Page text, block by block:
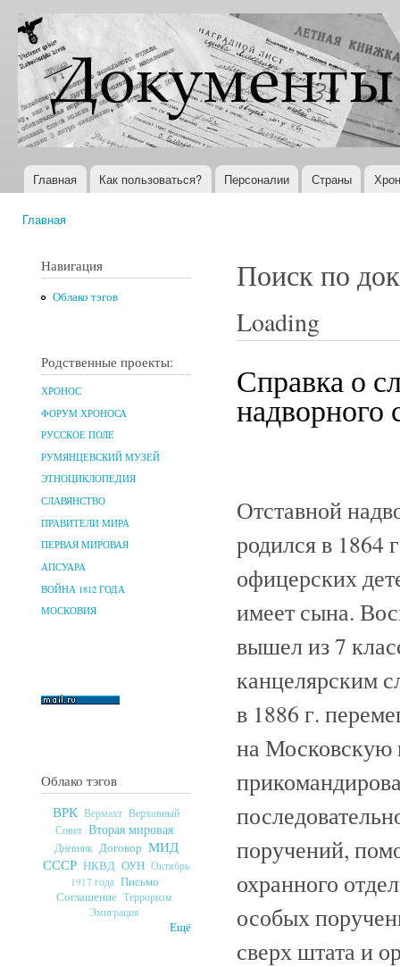
Документы
XX века
Всемирная
история в
Интернете
Главное меню
Главная Как пользоваться? Персоналии Страны
Главная
Навигация
Облако тэгов
Родственные проекты:
ХРОНОС
ФОРУМ ХРОНОСА
РУССКОЕ ПОЛЕ
РУМЯНЦЕВСКИЙ МУЗЕЙ
ЭТНОЦИКЛОПЕДИЯ
СЛАВЯНСТВО
ПРАВИТЕЛИ МИРА
ПЕРВАЯ МИРОВАЯ
АПСУАРА
ВОЙНА 1812 ГОДА
МОСКОВИЯ
Облако тэгов
ВРК Вермахт Верховный
Совет Вторая мировая
Дневник Договор МИД
СССР НКВД ОУН Октябрь
1917 года Письмо
Соглашение Терроризм
Эмиграция
Ещё
Поиск по
Loading
Справка о
надворного
Отставной
родился в 1864
офицерских
имеет сына.
вышел из 7
канцелярским
в 1886 г.
на Московскую
поручений,
охранного
особых
сверх штата и